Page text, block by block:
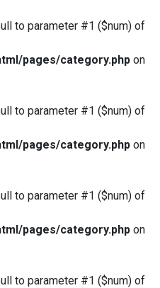
to parameter #1 ($num) of
pages/category.php on
to parameter #1 ($num) of
pages/category.php on
to parameter #1 ($num) of
pages/category.php on
to parameter #1 ($num) of